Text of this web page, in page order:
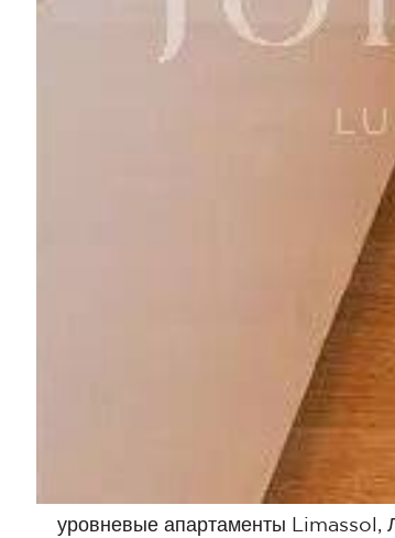
уровневые апартаменты Limassol,